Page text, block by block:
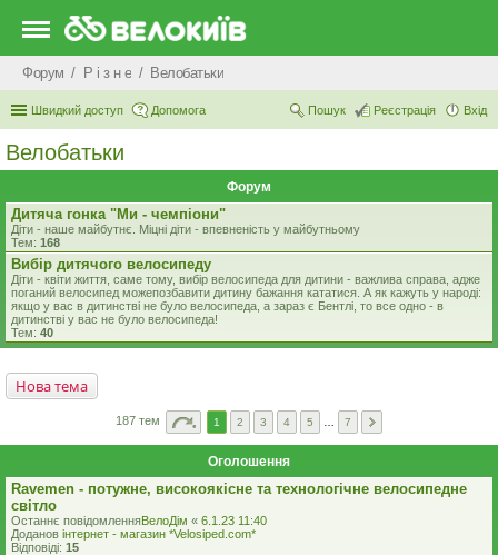
Форум Р i з н е Велобатьки
Швидкий доступ Допомога Вхід
Реєстрація
Пошук
Велобатьки
Форум
Дитяча гонка "Ми - чемпіони"
Діти - наше майбутнє. Міцні діти - впевненість у майбутньому
Тем: 168
Вибір дитячого велосипеду
Діти - квіти життя, саме тому, вибір велосипеда для дитини - важлива справа, адже
поганий велосипед можепозбавити дитину бажання кататися. А як кажуть у народі:
якщо у вас в дитинстві не було велосипеда, а зараз є Бентлі, то все одно - в
дитинстві у вас не було велосипеда!
Тем: 40
Нова тема
187 тем 1 2 3 4 5 7
Оголошення
Ravemen - потужне, високоякісне та технологічне велосипедне
світло
Останнє повідомленняВелоДім « 6.1.23 11:40
Доданов iнтернет - магазин *Velosiped.com*
Відповіді: 15